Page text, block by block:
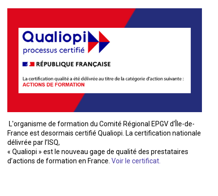
L'organisme de formation du Comité Régional EPGV d'Île-de-
France est desormais certifié Qualiopi. La certification nationale
délivrée par l’ISQ,
« Qualiopi » est le nouveau gage de qualité des prestataires
d’actions de formation en France. Voir le certificat.